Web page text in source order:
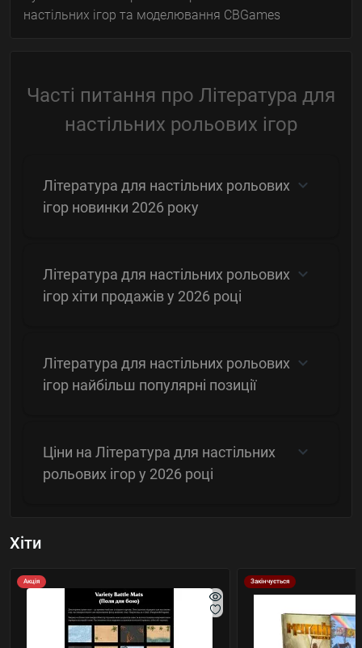
настільних ігор та моделювання CBGames
Часті питання про Література для
настільних рольових ігор
Література для настільних рольових
ігор новинки 2026 року
Література для настільних рольових
ігор хіти продажів у 2026 році
Література для настільних рольових
ігор найбільш популярні позиції
Ціни на Література для настільних
рольових ігор у 2026 році
Хіти
Акція Закінчується